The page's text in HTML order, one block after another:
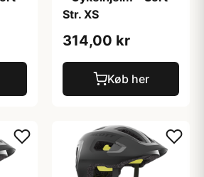
Str. XS
314,00 kr
Køb her